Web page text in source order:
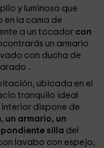
y luminoso que
en la cama de
a un tocador con
un armario
con ducha de
.
ubicada en el
tranquilo ideal
interior dispone de
un armario, un
silla del
lavabo con espejo,